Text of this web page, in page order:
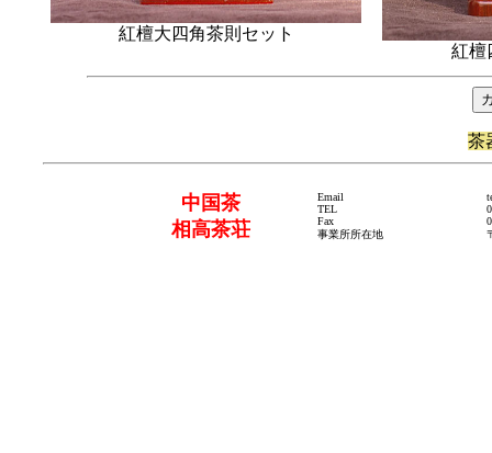
紅檀大四角茶則セット
紅檀
茶
中国茶
相高茶荘
Email
TEL
Fax
事業所所在地